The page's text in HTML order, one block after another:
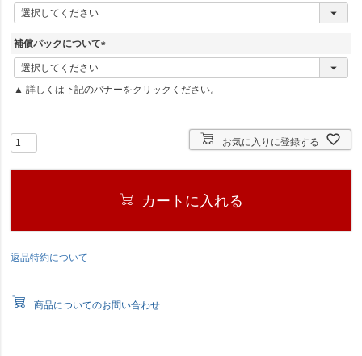
(
必
補償パックについて
(
必
須
▲ 詳しくは下記のバナーをクリックください。
お気に入りに登録する
カートに入れる
返品特約について
商品についてのお問い合わせ